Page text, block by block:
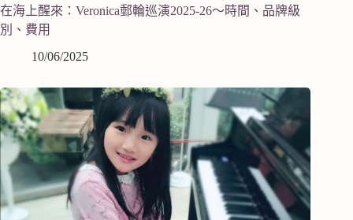
在海上醒來：Veronica郵輪巡演2025-26～時間、品牌級
別、費用
10/06/2025